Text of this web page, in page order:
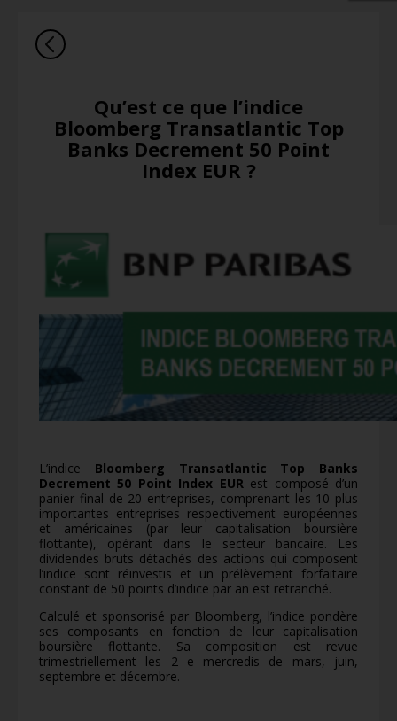
Qu’est ce que l’indice
Bloomberg Transatlantic Top
Banks Decrement 50 Point
Index EUR ?
L’indice Bloomberg Transatlantic Top Banks
Decrement 50 Point Index EUR est composé d’un
panier final de 20 entreprises, comprenant les 10 plus
importantes entreprises respectivement européennes
et américaines (par leur capitalisation boursière
flottante), opérant dans le secteur bancaire. Les
dividendes bruts détachés des actions qui composent
l’indice sont réinvestis et un prélèvement forfaitaire
constant de 50 points d’indice par an est retranché.
Calculé et sponsorisé par Bloomberg, l’indice pondère
ses composants en fonction de leur capitalisation
boursière flottante. Sa composition est revue
trimestriellement les 2 e mercredis de mars, juin,
septembre et décembre.